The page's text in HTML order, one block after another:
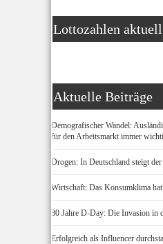
Lottozahlen aktuell
Aktuelle Beiträge
Demografischer Wandel:
für den Arbeitsmarkt immer
Drogen: In Deutschland steigt
Wirtschaft: Das Konsumklima
80 Jahre D-Day: Die Invasion in
Erfolgreich als Influencer